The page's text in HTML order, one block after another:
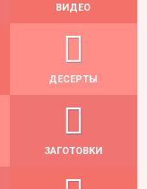
ВИДЕО
ДЕСЕРТЫ
ЗАГОТОВКИ